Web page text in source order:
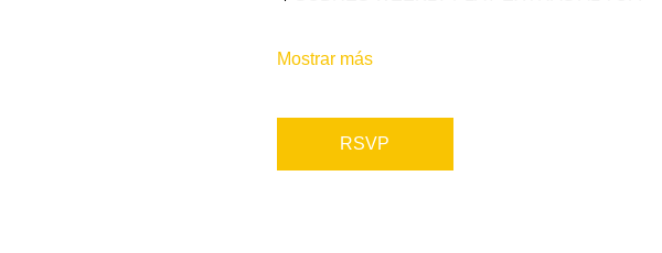
Mostrar más
RSVP